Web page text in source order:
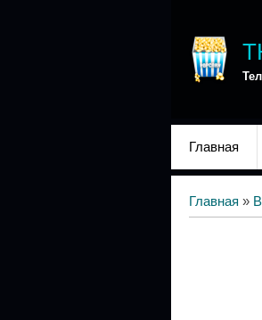
Главная
Главная »